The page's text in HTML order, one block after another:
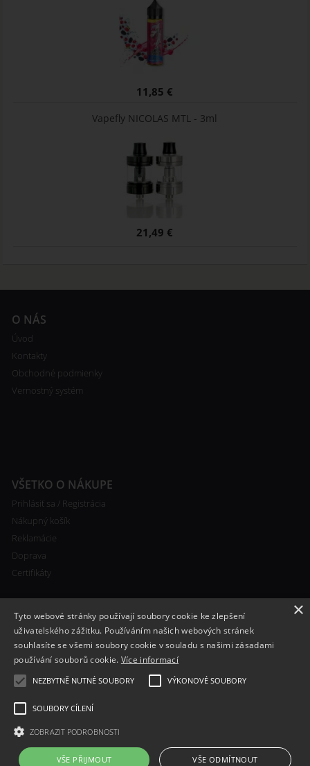
11,85 €
Vapefly NICOLAS MTL - 3ml
21,49 €
O NÁS
Úvod
Kontakty
Obchodné podmienky
Vernostný systém
VŠETKO O NÁKUPE
Prihlásiť sa / Registrácia
Nákupný košík
Reklamácie
Doprava
Certifikáty
RYCHLÝ KONTAKT
+420 608 138 367
info@bomba-cig.sk
×
Tyto webové stránky používají soubory cookie ke zlepšení
uživatelského zážitku. Používáním našich webových stránek
souhlasíte se všemi soubory cookie v souladu s našimi zásadami
používání souborů cookie. Více informací
NEZBYTNĚ NUTNÉ SOUBORY VÝKONOVÉ SOUBORY
SOUBORY CÍLENÍ
ZOBRAZIT PODROBNOSTI
VŠE PŘIJMOUT VŠE ODMÍTNOUT